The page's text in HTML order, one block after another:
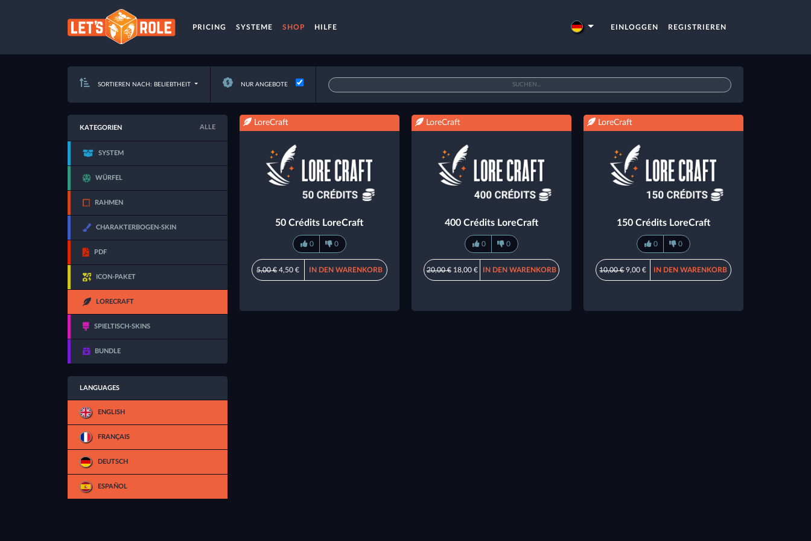
PRICING SYSTEME SHOP HILFE EINLOGGEN REGISTRIEREN
SORTIEREN NACH: BELIEBTHEIT NUR ANGEBOTE
KATEGORIEN ALLE
SYSTEM
WÜRFEL
RAHMEN
CHARAKTERBOGEN-SKIN
PDF
ICON-PAKET
LORECRAFT
SPIELTISCH-SKINS
BUNDLE
LANGUAGES
ENGLISH
FRANÇAIS
DEUTSCH
ESPAÑOL
LoreCraft
50 Crédits LoreCraft
0 0
5,00 €4,50 € IN DEN WARENKORB
LoreCraft
400 Crédits LoreCraft
0 0
20,00 €18,00 € IN DEN WARENKORB
LoreCraft
150 Crédits LoreCraft
0 0
10,00 €9,00 € IN DEN WARENKORB